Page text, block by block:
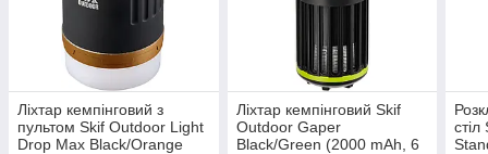
Ліхтар кемпінговий з
пультом Skif Outdoor Light
Drop Max Black/Orange
Ліхтар кемпінговий Skif
Outdoor Gaper
Black/Green (2000 mAh, 6